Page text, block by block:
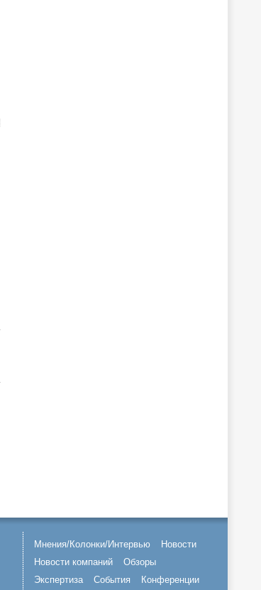
Мнения/Колонки/Интервью
Новости
Новости компаний
Обзоры
Экспертиза
События Конференции